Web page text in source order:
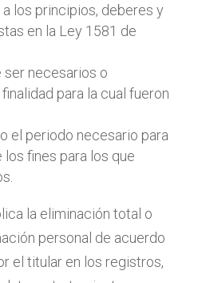
los principios, deberes y
en la Ley 1581 de
ser necesarios o
para la cual fueron
el periodo necesario para
fines para los que
la eliminación total o
personal de acuerdo
el titular en los registros,